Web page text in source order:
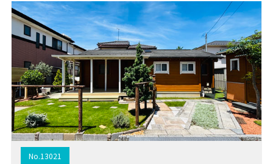
No.13021